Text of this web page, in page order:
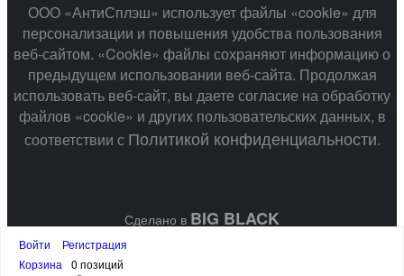
ООО «АнтиСплэш» использует файлы «cookie» для
персонализации и повышения удобства пользования
веб-сайтом. «Cookie» файлы сохраняют информацию о
предыдущем использовании веб-сайта. Продолжая
использовать веб-сайт, вы даете согласие на обработку
файлов «cookie» и других пользовательских данных, в
соответствии с Политикой конфиденциальности.
Сделано в BIG BLACK
Войти
Регистрация
Корзина
0 позиций